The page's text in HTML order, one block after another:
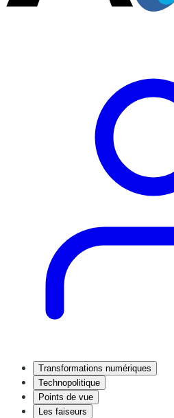
Transformations numériques
Technopolitique
Points de vue
Les faiseurs